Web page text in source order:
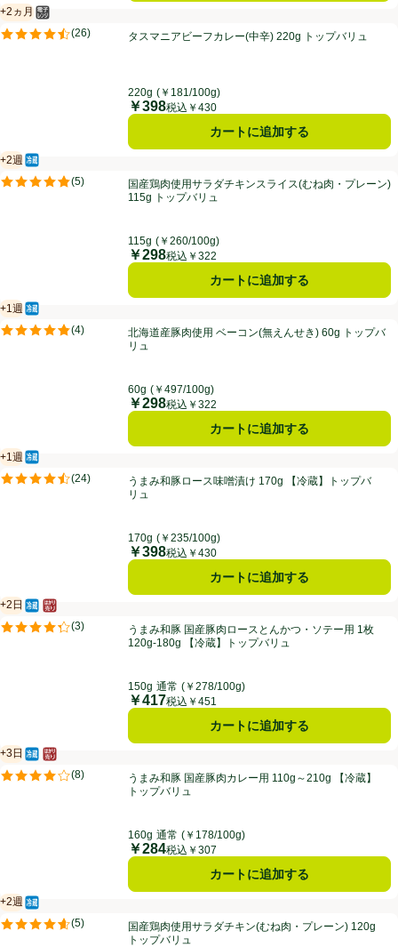
タスマニアビーフカレー(中辛) 220g トップバリュ
+2ヵ月
賞味・消費期限保証：2ヵ月
電子レンジ使用可
(26)
評価は26件のレビューで5点中4.5点。タスマニアビーフカレー(中辛) 220g トップバリュ
220g (￥181/100g)
価格
￥398税込￥430
カートに追加する
国産鶏肉使用サラダチキンスライス(むね肉・プレーン) 115g トップバ
+2週
賞味・消費期限保証：2週間
冷蔵食品
(5)
評価は5件のレビューで5点中4.8点。国産鶏肉使用サラダチキンスライス(むね肉・プレーン)
115g トップバリュ
115g (￥260/100g)
価格
￥298税込￥322
カートに追加する
北海道産豚肉使用 ベーコン(無えんせき) 60g トップバリュ
+1週
賞味・消費期限保証：１週間
冷蔵食品
(4)
評価は4件のレビューで5点中4.8点。北海道産豚肉使用 ベーコン(無えんせき) 60g トップバ
リュ
60g (￥497/100g)
価格
￥298税込￥322
カートに追加する
うまみ和豚ロース味噌漬け 170g 【冷蔵】トップバリュ
+1週
賞味・消費期限保証：１週間
冷蔵食品
(24)
評価は24件のレビューで5点中4.5点。うまみ和豚ロース味噌漬け 170g 【冷蔵】トップバ
リュ
170g (￥235/100g)
価格
￥398税込￥430
カートに追加する
うまみ和豚 国産豚肉ロースとんかつ・ソテー用 1枚 120g-180g 【冷蔵
+2日
賞味・消費期限保証：2日
冷蔵食品
はかり売り（不定貫）
(3)
評価は3件のレビューで5点中4.3点。うまみ和豚 国産豚肉ロースとんかつ・ソテー用 1枚
120g-180g 【冷蔵】トップバリュ
150g 通常 (￥278/100g)
価格
￥417税込￥451
カートに追加する
うまみ和豚 国産豚肉カレー用 110g～210g 【冷蔵】トップバリュ
+3日
賞味・消費期限保証：3日
冷蔵食品
はかり売り（不定貫）
(8)
評価は8件のレビューで5点中4.0点。うまみ和豚 国産豚肉カレー用 110g～210g 【冷蔵】
トップバリュ
160g 通常 (￥178/100g)
価格
￥284税込￥307
カートに追加する
国産鶏肉使用サラダチキン(むね肉・プレーン) 120g トップバリュ
+2週
賞味・消費期限保証：2週間
冷蔵食品
(5)
評価は5件のレビューで5点中4.6点。国産鶏肉使用サラダチキン(むね肉・プレーン) 120g
トップバリュ